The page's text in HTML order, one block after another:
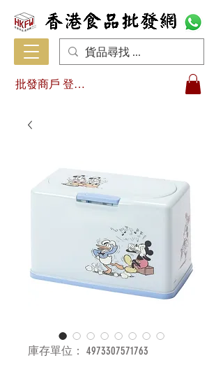
批發商戶 登入/註冊
庫存單位： 4973307571763